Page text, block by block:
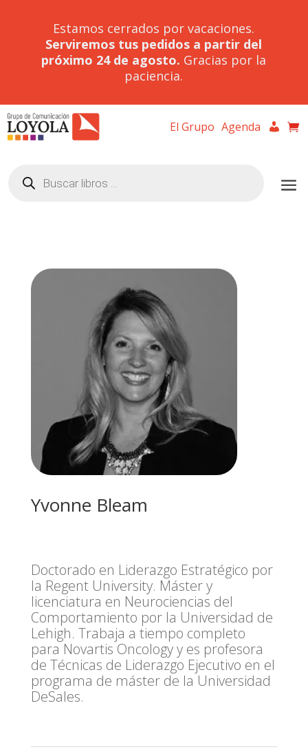
Estamos cerrados por vacaciones.
Serviremos tus pedidos a partir del
próximo 24 de agosto. Gracias por la
paciencia.
El Grupo Agenda
productos
Yvonne Bleam
Doctorado en Liderazgo Estratégico por
la Regent University. Máster y
licenciatura en Neurociencias del
Comportamiento por la Universidad de
Lehigh. Trabaja a tiempo completo
para Novartis Oncology y es profesora
de Técnicas de Liderazgo Ejecutivo en el
programa de máster de la Universidad
DeSales.